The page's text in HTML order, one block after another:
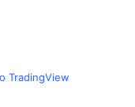
TradingView